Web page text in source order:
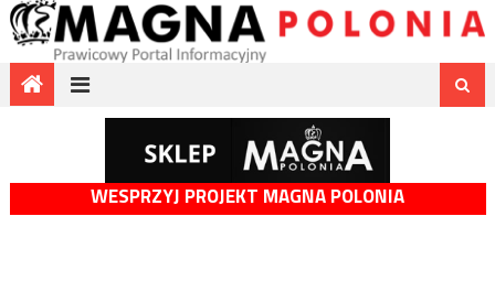
WESPRZYJ PROJEKT MAGNA POLONIA